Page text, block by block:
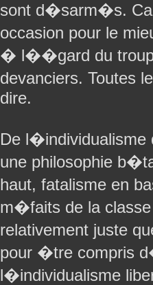
sont d�sarm�s.
occasion pour le
� l��gard du
devanciers. Toutes
dire.
De l�individualisme
une philosophie
haut, fatalisme en
m�faits de la
relativement juste
pour �tre compris
l�individualisme